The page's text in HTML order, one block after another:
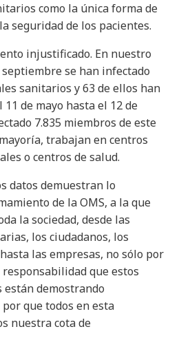
como la única forma de
seguridad de los pacientes.
injustificado. En nuestro
se han infectado
sanitarios y 63 de ellos han
de mayo hasta el 12 de
7.835 miembros de este
trabajan en centros
o centros de salud.
datos demuestran lo
de la OMS, a la que
la sociedad, desde las
los ciudadanos, los
las empresas, no sólo por
que estos
demostrando
que todos en esta
nuestra cota de